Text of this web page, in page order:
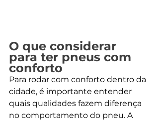
O que considerar
para ter pneus com
conforto
Para rodar com conforto dentro da
cidade, é importante entender
quais qualidades fazem diferença
no comportamento do pneu. A